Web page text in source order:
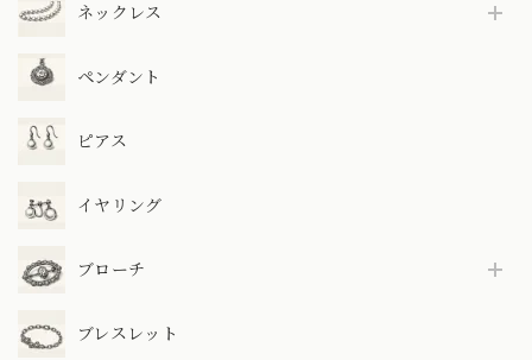
ネックレス
ペンダント
ピアス
イヤリング
ブローチ
ブレスレット